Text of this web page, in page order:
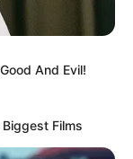
And Evil!
Films